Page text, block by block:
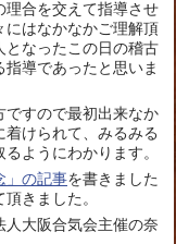
理合を交えて指導させ
にはなかなかご理解頂
となったこの日の稽古
導であったと思いま
ですので最初出来なか
けられて、みるみる
ようにわかります。
」の記事を書きました
きました。
人大阪合気会主催の奈